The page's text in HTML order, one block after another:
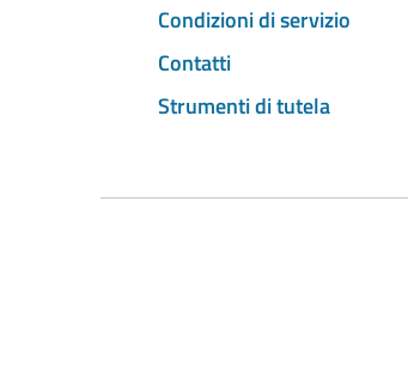
Condizioni di servizio
Contatti
Strumenti di tutela